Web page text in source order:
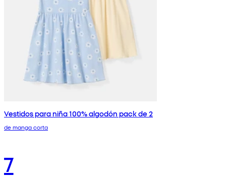
Vestidos para niña 100% algodón pack de 2
de manga corta
7